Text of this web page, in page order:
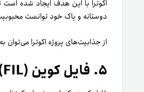
دوستانه و پاک خود توانست
از جذابیت­‌های پروژه اکوترا می‌توان
۵. فایل کوین (FIL)